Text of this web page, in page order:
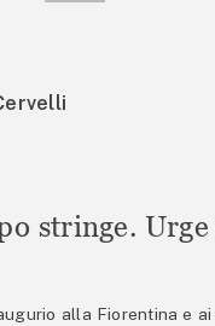
stringe. Urge
alla Fiorentina e